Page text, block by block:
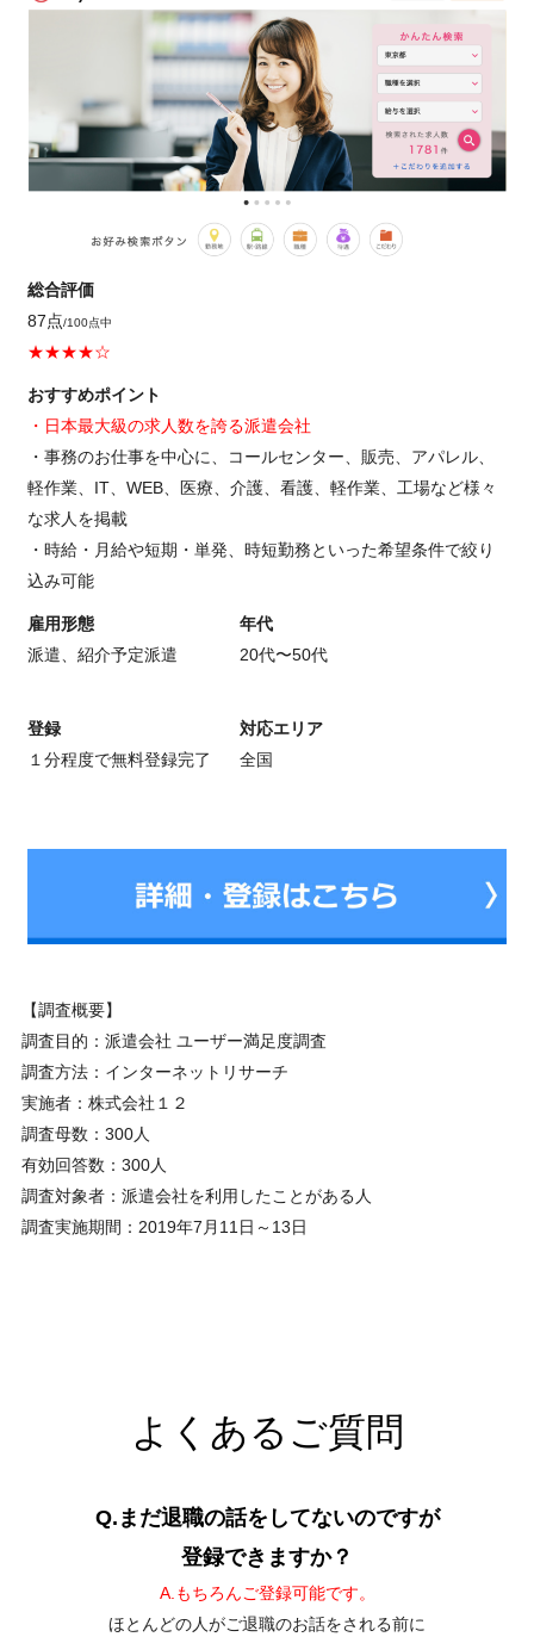
総合評価
87点/100点中
★★★★☆
おすすめポイント
・日本最大級の求人数を誇る派遣会社
・事務のお仕事を中心に、コールセンター、販売、アパレル、
軽作業、IT、WEB、医療、介護、看護、軽作業、工場など様々
な求人を掲載
・時給・月給や短期・単発、時短勤務といった希望条件で絞り
込み可能
雇用形態
派遣、紹介予定派遣
年代
20代〜50代
登録
１分程度で無料登録完了
対応エリア
全国
【調査概要】
調査目的：派遣会社 ユーザー満足度調査
調査方法：インターネットリサーチ
実施者：株式会社１２
調査母数：300人
有効回答数：300人
調査対象者：派遣会社を利用したことがある人
調査実施期間：2019年7月11日～13日
よくあるご質問
Q.まだ退職の話をしてないのですが
登録できますか？
A.もちろんご登録可能です。
ほとんどの人がご退職のお話をされる前に